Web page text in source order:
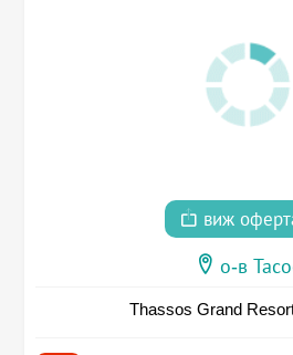
виж
о-в
Thassos Grand